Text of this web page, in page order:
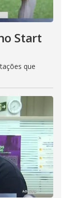
Start
que